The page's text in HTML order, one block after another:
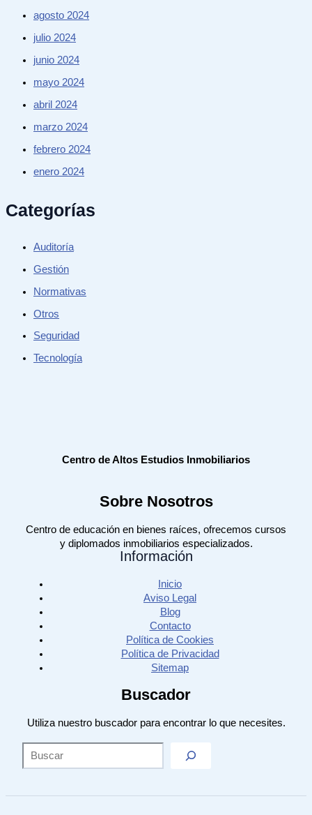
agosto 2024
julio 2024
junio 2024
mayo 2024
abril 2024
marzo 2024
febrero 2024
enero 2024
Categorías
Auditoría
Gestión
Normativas
Otros
Seguridad
Tecnología
Centro de Altos Estudios Inmobiliarios
Sobre Nosotros
Centro de educación en bienes raíces, ofrecemos cursos
y diplomados inmobiliarios especializados.
Información
Inicio
Aviso Legal
Blog
Contacto
Política de Cookies
Política de Privacidad
Sitemap
Buscador
Utiliza nuestro buscador para encontrar lo que necesites.